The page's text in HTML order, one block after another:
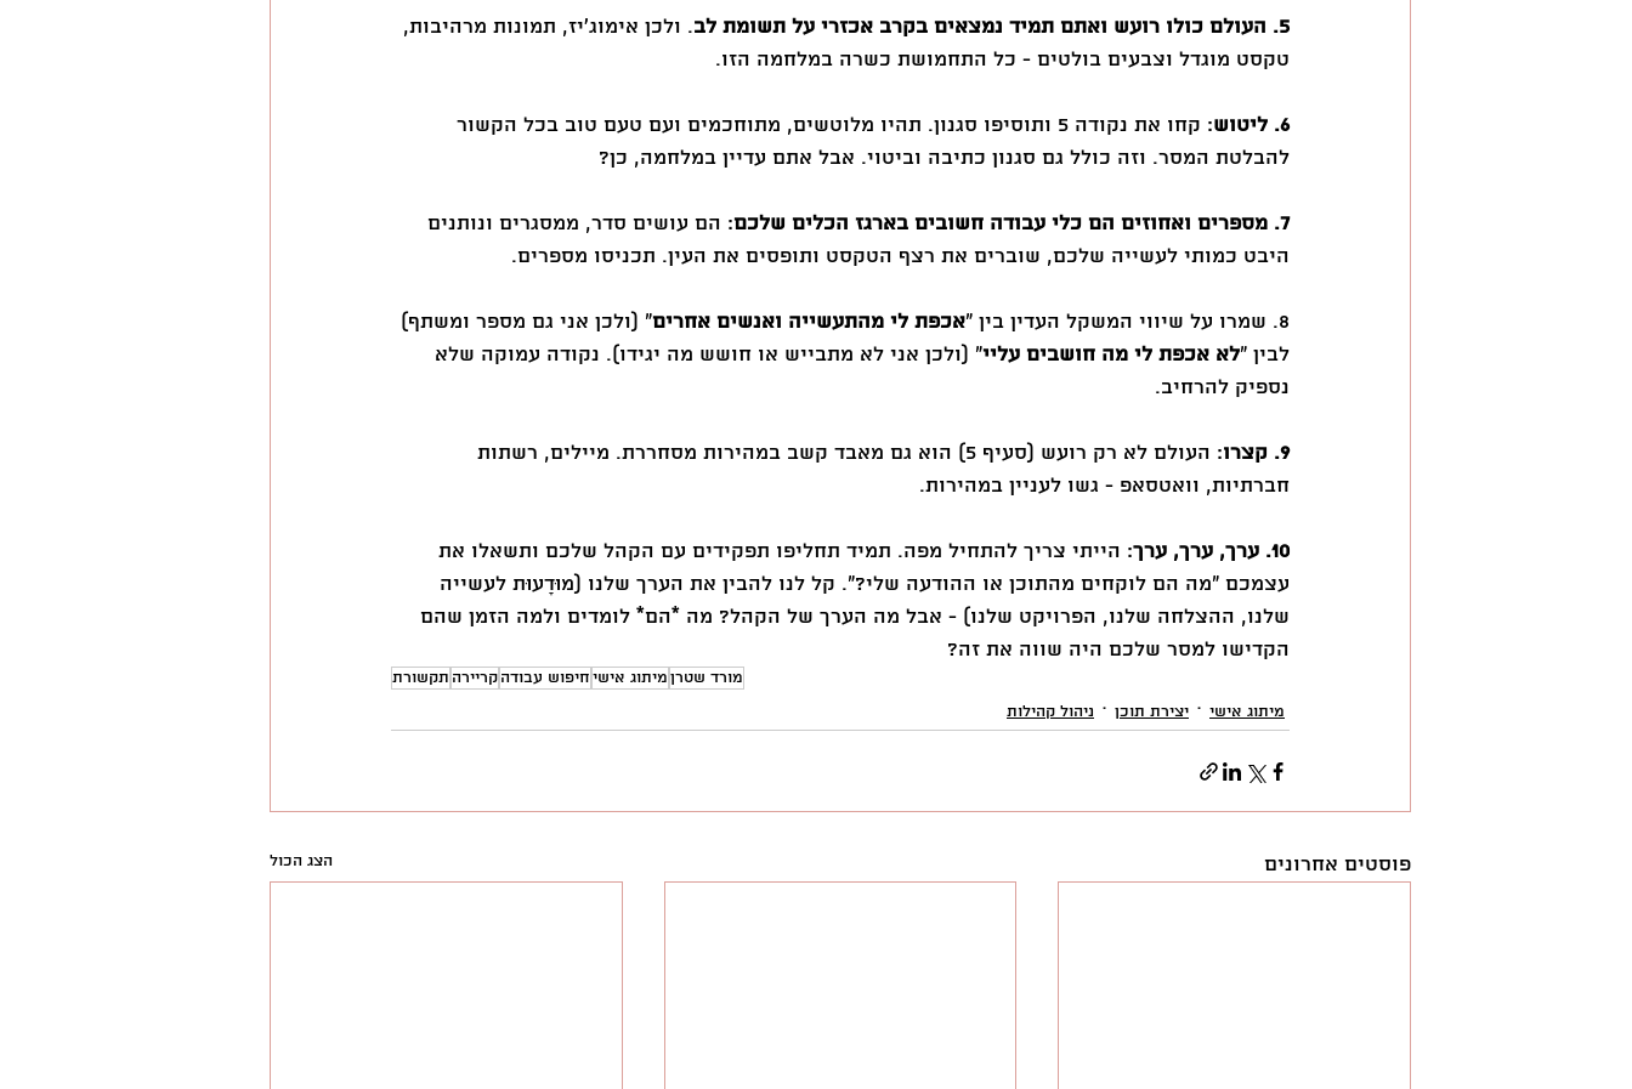
5. העולם כולו רועש ואתם תמיד נמצאים בקרב אכזרי על תשומת לב
. ולכן אימוג'יז, תמונות מרהיבות,
טקסט מוגדל וצבעים בולטים - כל התחמושת כשרה במלחמה הזו.
6. ליטוש
: קחו את נקודה 5 ותוסיפו סגנון. תהיו מלוטשים, מתוחכמים ועם טעם טוב בכל הקשור
להבלטת המסר. וזה כולל גם סגנון כתיבה וביטוי. אבל אתם עדיין במלחמה, כן?
7. מספרים ואחוזים הם כלי עבודה חשובים בארגז הכלים שלכם
: הם עושים סדר, ממסגרים ונותנים
היבט כמותי לעשייה שלכם, שוברים את רצף הטקסט ותופסים את העין. תכניסו מספרים.
8. שמרו על שיווי המשקל העדין בין ״ אכפת לי מהתעשייה ואנשים אחרים״ (ולכן אני גם מספר ומשתף)
לבין ״לא אכפת לי מה חושבים עליי״ (ולכן אני לא מתבייש או חושש מה יגידו). נקודה עמוקה שלא
נספיק להרחיב.
9. קצרו
: העולם לא רק רועש (סעיף 5) הוא גם מאבד קשב במהירות מסחררת. מיילים, רשתות
חברתיות, וואטסאפ - גשו לעניין במהירות.
10. ערך, ערך, ערך
: הייתי צריך להתחיל מפה. תמיד תחליפו תפקידים עם הקהל שלכם ותשאלו את
עצמכם ״מה הם לוקחים מהתוכן או ההודעה שלי?״. קל לנו להבין את הערך שלנו (מוּדָעוּת לעשייה
שלנו, ההצלחה שלנו, הפרויקט שלנו) - אבל מה הערך של הקהל? מה *הם* לומדים ולמה הזמן שהם
הקדישו למסר שלכם היה שווה את זה?
מורד שטרןמיתוג אישיחיפוש עבודהקריירה תקשורת
מיתוג אישי
יצירת תוכן ניהול קהילות
פוסטים אחרונים הצג הכול